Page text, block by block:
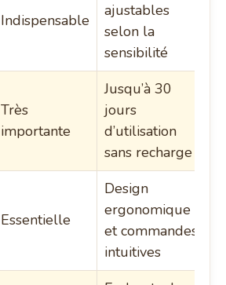
Indispensable
ajustables
selon la
sensibilité
Très
importante
Jusqu’à 30
jours
d’utilisation
sans recharge
Essentielle
Design
ergonomique
et commandes
intuitives